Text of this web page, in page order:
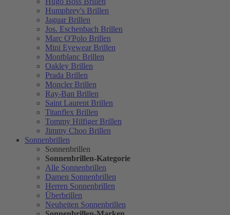
Humphrey's Brillen
Jaguar Brillen
Jos. Eschenbach Brillen
Marc O'Polo Brillen
Mini Eyewear Brillen
Montblanc Brillen
Oakley Brillen
Prada Brillen
Moncler Brillen
Ray-Ban Brillen
Saint Laurent Brillen
Titanflex Brillen
Tommy Hilfiger Brillen
Jimmy Choo Brillen
Sonnenbrillen
Sonnenbrillen
Sonnenbrillen-Kategorie
Alle Sonnenbrillen
Damen Sonnenbrillen
Herren Sonnenbrillen
Überbrillen
Neuheiten Sonnenbrillen